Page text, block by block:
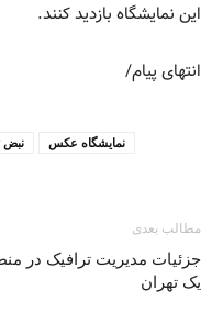
این نمایشگاه بازدید کنند.
انتهای پیام/
نبض
نمایشگاه عکس
مطالب بعدی
جزئیات مدیریت ترافیک در
یک تهران